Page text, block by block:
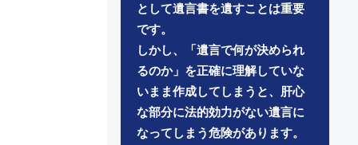
として遺言書を遺すことは重要
です。
しかし、「遺言で何が決められ
るのか」を正確に理解していな
いまま作成してしまうと、肝心
な部分に法的効力がない遺言に
なってしまう危険があります。